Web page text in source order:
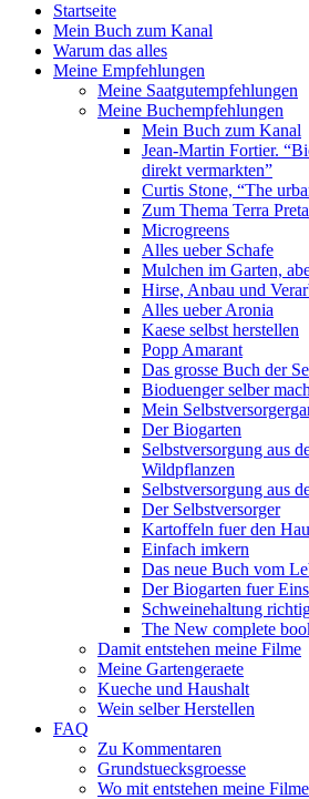
Startseite
Mein Buch zum Kanal
Warum das alles
Meine Empfehlungen
Meine Saatgutempfehlungen
Meine Buchempfehlungen
Mein Buch zum Kanal
Jean-Martin Fortier.
direkt vermarkten”
Curtis Stone, “The
Zum Thema Terra Preta
Microgreens
Alles ueber Schafe
Mulchen im Garten,
Hirse, Anbau und
Alles ueber Aronia
Kaese selbst herstellen
Popp Amarant
Das grosse Buch der
Bioduenger selber
Mein
Der Biogarten
Selbstversorgung aus
Wildpflanzen
Selbstversorgung aus
Der Selbstversorger
Kartoffeln fuer den
Einfach imkern
Das neue Buch vom
Der Biogarten fuer
Schweinehaltung
The New complete
Damit entstehen meine Filme
Meine Gartengeraete
Kueche und Haushalt
Wein selber Herstellen
FAQ
Zu Kommentaren
Grundstuecksgroesse
Wo mit entstehen meine